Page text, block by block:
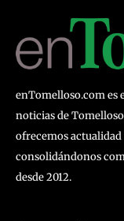
enTomelloso.com es
noticias de
ofrecemos
consolidándonos
desde 2012.